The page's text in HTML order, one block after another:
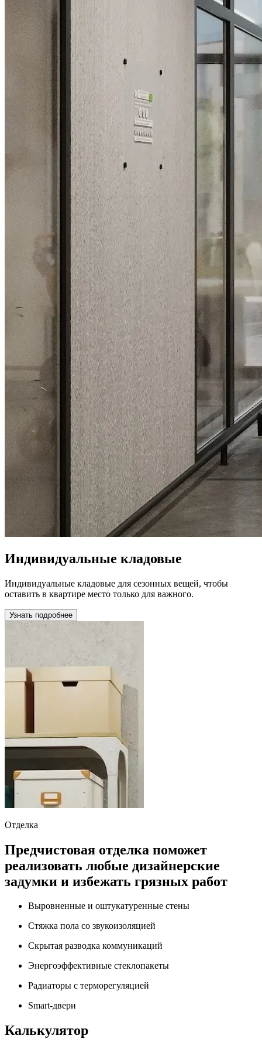
Индивидуальные кладовые
Индивидуальные кладовые для сезонных вещей, чтобы
оставить в квартире место только для важного.
Узнать подробнее
Отделка
Предчистовая отделка поможет
реализовать любые дизайнерские
задумки и избежать грязных работ
Выровненные и оштукатуренные стены
Стяжка пола со звукоизоляцией
Скрытая разводка коммуникаций
Энергоэффективные стеклопакеты
Радиаторы с терморегуляцией
Smart-двери
Калькулятор